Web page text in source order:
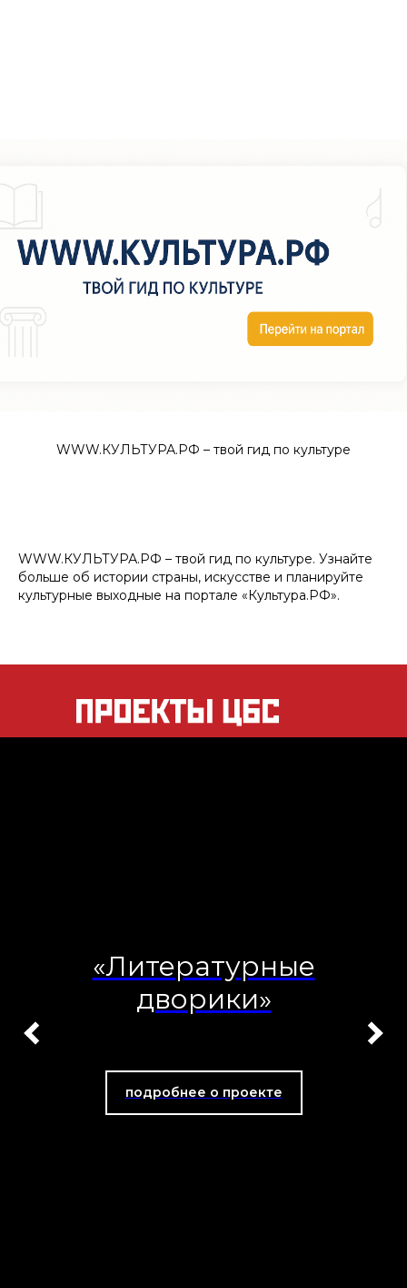
WWW.КУЛЬТУРА.РФ – твой гид по культуре
WWW.КУЛЬТУРА.РФ – твой гид по культуре. Узнайте
больше об истории страны, искусстве и планируйте
культурные выходные на портале «Культура.РФ».
«Литературные
дворики»
подробнее о проекте